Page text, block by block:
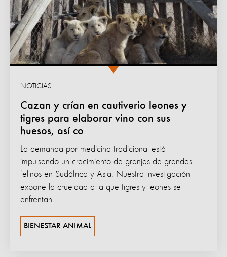
Cazan y crían en cautiverio leones y
tigres para elaborar vino con sus
huesos, así co
NOTICIAS
La demanda por medicina tradicional está
impulsando un crecimiento de granjas de grandes
felinos en Sudáfrica y Asia. Nuestra investigación
expone la crueldad a la que tigres y leones se
enfrentan.
BIENESTAR ANIMAL